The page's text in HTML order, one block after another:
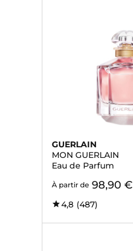
GUERLAIN
MON GUERLAIN
Eau de Parfum
À partir de 98,90 €
4,8 (487)